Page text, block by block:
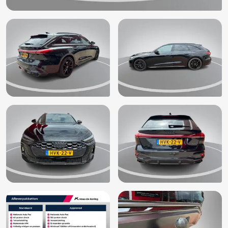
Elektrisch bedienbare achterklep
Elektrische ramen achter
Elektrische ramen voor
Elektronische remkrachtverdeling
Elektronisch Stabiliteits Programma
Grootlichtassistent (8G1)
Hndmatige stuurwielverstelling (2C5)
Hoofd airbag(s) achter
Hoofd airbag(s) voor
Kruisend verkeer detectie
LED-achterlicht (8VG)
Lederen sportstuur
LED Koplampen (8IT)